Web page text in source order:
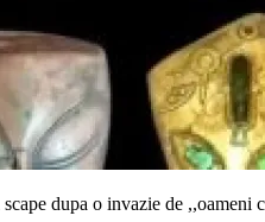
dupa o invazie de